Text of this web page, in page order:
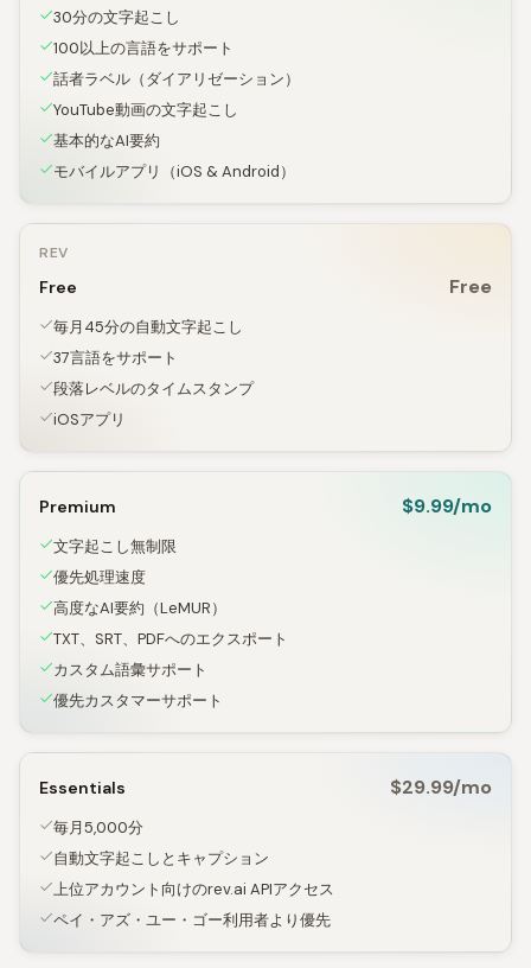
30分の文字起こし
100以上の言語をサポート
話者ラベル（ダイアリゼーション）
YouTube動画の文字起こし
基本的なAI要約
モバイルアプリ（iOS & Android）
REV
Free Free
毎月45分の自動文字起こし
37言語をサポート
段落レベルのタイムスタンプ
iOSアプリ
Premium $9.99/mo
文字起こし無制限
優先処理速度
高度なAI要約（LeMUR）
TXT、SRT、PDFへのエクスポート
カスタム語彙サポート
優先カスタマーサポート
Essentials $29.99/mo
毎月5,000分
自動文字起こしとキャプション
上位アカウント向けのrev.ai APIアクセス
ペイ・アズ・ユー・ゴー利用者より優先